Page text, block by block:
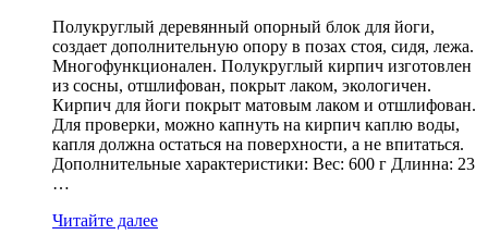
составляла
950,00 ₽.
750,00 ₽.
Полукруглый деревянный опорный блок для йоги,
создает дополнительную опору в позах стоя, сидя, лежа.
Многофункционален. Полукруглый кирпич изготовлен
из сосны, отшлифован, покрыт лаком, экологичен.
Кирпич для йоги покрыт матовым лаком и отшлифован.
Для проверки, можно капнуть на кирпич каплю воды,
капля должна остаться на поверхности, а не впитаться.
Дополнительные характеристики: Вес: 600 г Длинна: 23
…
Кирпич
Читайте далее